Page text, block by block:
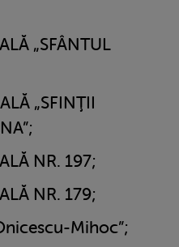
„SFÂNTUL
„SFINŢII
NR. 197;
NR. 179;
Mihoc”;